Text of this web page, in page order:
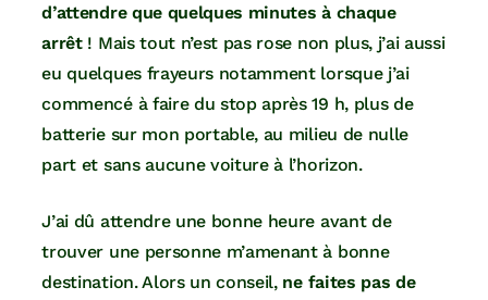
d’attendre que quelques minutes à chaque
arrêt! Mais tout n’est pas rose non plus, j’ai aussi
eu quelques frayeurs notamment lorsque j’ai
commencé à faire du stop après 19 h, plus de
batterie sur mon portable, au milieu de nulle
part et sans aucune voiture à l’horizon.
J’ai dû attendre une bonne heure avant de
trouver une personne m’amenant à bonne
destination. Alors un conseil, ne faites pas de